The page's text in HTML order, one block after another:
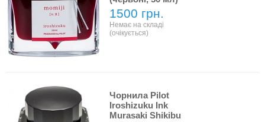
1500 грн.
Немає на складі
(очікується)
Чорнила Pilot
Iroshizuku Ink
Murasaki Shikibu